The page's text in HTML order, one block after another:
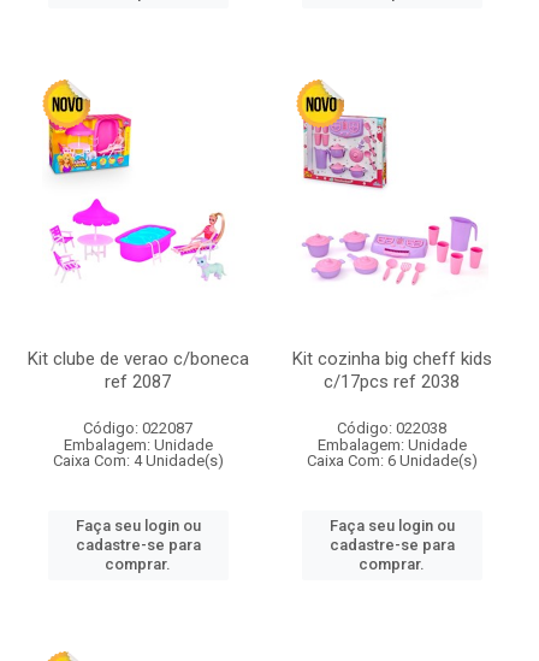
Kit clube de verao c/boneca
ref 2087
Código: 022087
Embalagem: Unidade
Caixa Com: 4 Unidade(s)
Faça seu login ou
cadastre-se para
comprar.
Kit cozinha big cheff kids
c/17pcs ref 2038
Código: 022038
Embalagem: Unidade
Caixa Com: 6 Unidade(s)
Faça seu login ou
cadastre-se para
comprar.